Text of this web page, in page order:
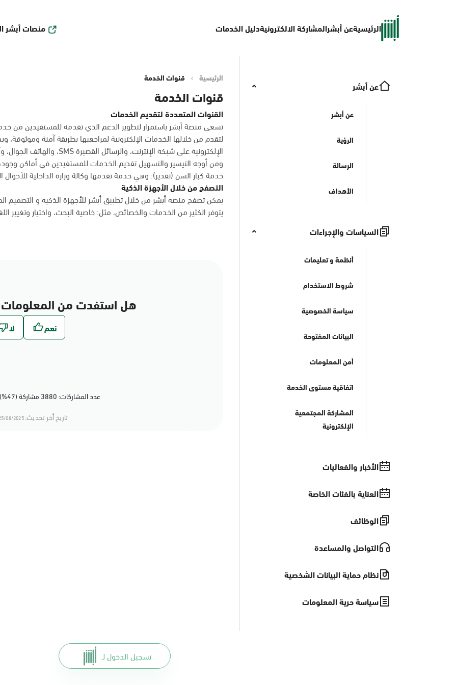
الرئيسيةعن أبشرالمشاركة الالكترونيةدليل الخدمات منصات أبشر
عن أبشر
عن أبشر
الرؤية
الرسالة
الأهداف
السياسات والإجراءات
أنظمة و تعليمات
شروط الاستخدام
سياسة الخصوصية
البيانات المفتوحة
أمن المعلومات
اتفاقية مستوى الخدمة
المشاركة المجتمعية
الإلكترونية
الأخبار والفعاليات
العناية بالفئات الخاصة
الوظائف
التواصل والمساعدة
نظام حماية البيانات الشخصية
سياسة حرية المعلومات
الرئيسية قنوات الخدمة
قنوات الخدمة
القنوات المتعددة لتقديم الخدمات
تسعى منصة أبشر باستمرار لتطوير الدعم الذي تقدمه للمستفيدين من
لتقدم من خلالها الخدمات الإلكترونية لمراجعيها بطريقة آمنة
الإلكترونية على شبكة الإنترنت، والرسائل القصيرة SMS، والهاتف الجوال، وأكشاك الخدمة الذاتية، وأجهزة الصرف والإيداع الآلي.
ومن أوجه التيسير والتسهيل تقديم الخدمات للمستفيدين في أماكن
خدمة كبار السن (تقدير): وهي خدمة تقدمها وكالة وزارة الداخلية
التصفح من خلال الأجهزة الذكية
يمكن تصفح منصة أبشر من خلال تطبيق أبشر للأجهزة الذكية و التصميم
يتوفر الكثير من الخدمات والخصائص، مثل: خاصية البحث، واختيار وتغيير
هل استفدت من
عدد المشاركات: 3880 مشاركة (47%) أعجبهم المحتوى
تاريخ أخر تحديث:08/2025 11:08
تسجيل الدخول لـ